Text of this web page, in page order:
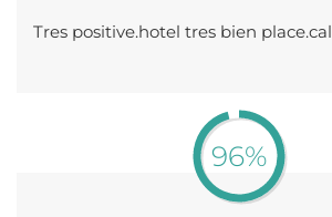
Tres positive.hotel tres bien
96%